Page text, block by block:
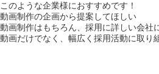
このような企業様におすすめです！
動画制作の企画から提案してほしい
動画制作はもちろん、採用に詳しい会社
動画だけでなく、幅広く採用活動に取り